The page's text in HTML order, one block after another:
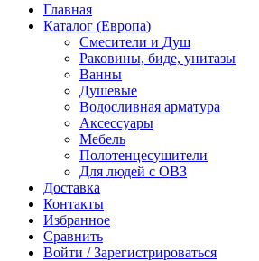
душаГлавная
Каталог (Европа)
Смесители и Душ
Раковины, биде, унитазы
Ванны
Душевые
Водосливная арматура
Аксессуары
Мебель
Полотенцесушители
Для людей с ОВЗ
Доставка
Контакты
Избранное
Сравнить
Войти / Зарегистрироваться